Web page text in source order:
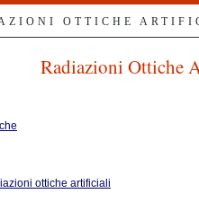
OTTICHE
Radiazioni Ottiche
ottiche artificiali